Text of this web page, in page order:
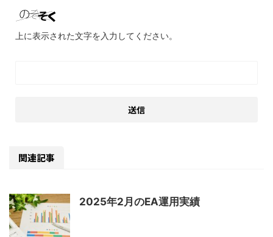
上に表示された文字を入力してください。
関連記事
2025年2月のEA運用実績